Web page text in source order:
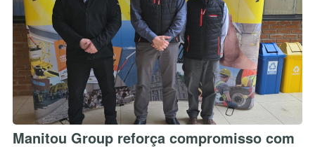
Manitou Group reforça compromisso com